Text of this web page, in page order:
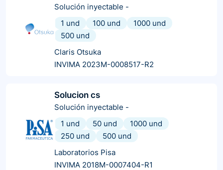
Solución inyectable -
1 und
100 und
1000 und
500 und
Claris Otsuka
INVIMA 2023M-0008517-R2
Solucion cs
Solución inyectable -
1 und
50 und
1000 und
250 und
500 und
Laboratorios Pisa
INVIMA 2018M-0007404-R1